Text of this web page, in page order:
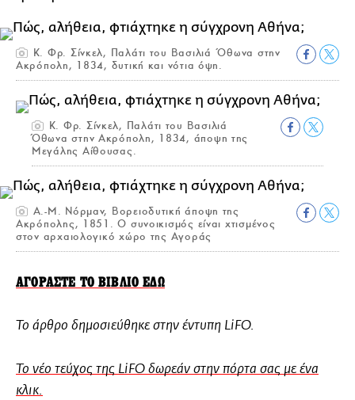
Κ. Φρ. Σίνκελ, Παλάτι του Βασιλιά Όθωνα στην
Ακρόπολη, 1834, δυτική και νότια όψη.
Κ. Φρ. Σίνκελ, Παλάτι του Βασιλιά
Όθωνα στην Ακρόπολη, 1834, άποψη της
Μεγάλης Αίθουσας.
Α.-Μ. Νόρμαν, Βορειοδυτική άποψη της
Ακρόπολης, 1851. Ο συνοικισμός είναι χτισμένος
στον αρχαιολογικό χώρο της Αγοράς
ΑΓΟΡΑΣΤΕ ΤΟ ΒΙΒΛΙΟ ΕΔΩ
Το άρθρο δημοσιεύθηκε στην έντυπη LiFO.
Το νέο τεύχος της LiFO δωρεάν στην πόρτα σας με ένα
κλικ.